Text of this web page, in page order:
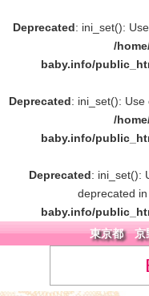
Deprecated: ini_set():
/
baby.info/
Deprecated: ini_set():
/
baby.info/
Deprecated: ini_set():
deprecated in
baby.info/
東京都 京